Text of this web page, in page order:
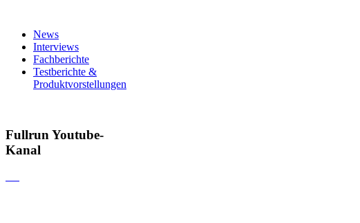
News
Interviews
Fachberichte
Testberichte &
Produktvorstellungen
Fullrun Youtube-
Kanal